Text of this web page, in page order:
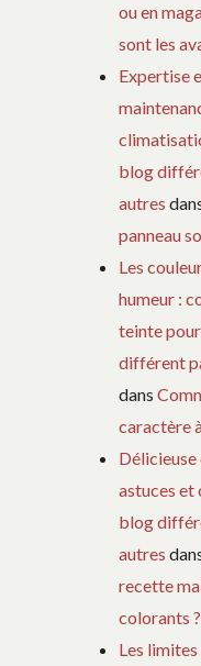
ou en
sont les
Expertise
blog
autres
panneau
Les
humeur :
teinte
différent
dans
caractère
astuces et
blog
autres
recette
colorants ?
Les